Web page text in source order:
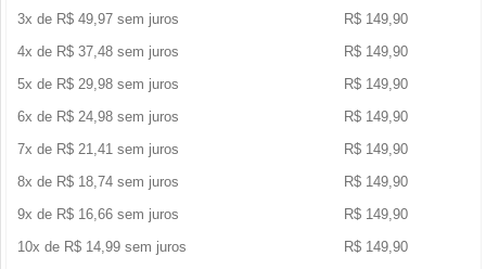
3x de R$ 49,97 sem juros R$ 149,90
4x de R$ 37,48 sem juros R$ 149,90
5x de R$ 29,98 sem juros R$ 149,90
6x de R$ 24,98 sem juros R$ 149,90
7x de R$ 21,41 sem juros R$ 149,90
8x de R$ 18,74 sem juros R$ 149,90
9x de R$ 16,66 sem juros R$ 149,90
10x de R$ 14,99 sem juros R$ 149,90